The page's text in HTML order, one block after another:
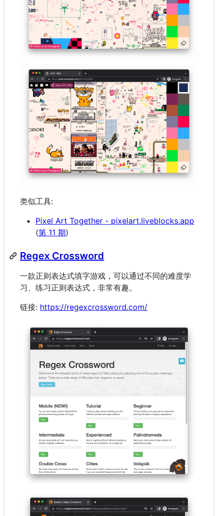
类似工具:
Pixel Art Together - pixelart.liveblocks.app
(第 11 期)
Regex Cross­word
一款正则表达式填字游戏，可以通过不同的难度学
习、练习正则表达式，非常有趣。
链接: https://regexcrossword.com/